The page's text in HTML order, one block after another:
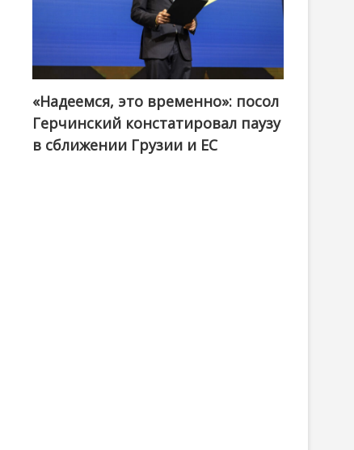
«Надеемся, это временно»: посол
Герчинский констатировал паузу
в сближении Грузии и ЕС